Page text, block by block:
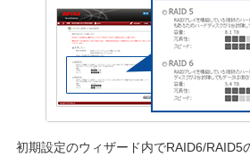
初期設定のウィザード内でRAID6/RAID5